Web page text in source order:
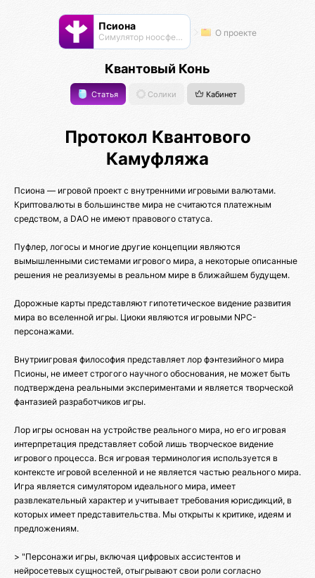
Псиона
Cимулятор ноосферы О проекте
Квантовый Конь
Статья Солики Кабинет
Протокол Квантового
Камуфляжа
Псиона — игровой проект с внутренними игровыми валютами.
Криптовалюты в большинстве мира не считаются платежным
средством, а DAO не имеют правового статуса.
Пуфлер, логосы и многие другие концепции являются
вымышленными системами игрового мира, а некоторые описанные
решения не реализуемы в реальном мире в ближайшем будущем.
Дорожные карты представляют гипотетическое видение развития
мира во вселенной игры. Циоки являются игровыми NPC-
персонажами.
Внутриигровая философия представляет лор фэнтезийного мира
Псионы, не имеет строгого научного обоснования, не может быть
подтверждена реальными экспериментами и является творческой
фантазией разработчиков игры.
Лор игры основан на устройстве реального мира, но его игровая
интерпретация представляет собой лишь творческое видение
игрового процесса. Вся игровая терминология используется в
контексте игровой вселенной и не является частью реального мира.
Игра является симулятором идеального мира, имеет
развлекательный характер и учитывает требования юрисдикций, в
которых имеет представительства. Мы открыты к критике, идеям и
предложениям.
> "Персонажи игры, включая цифровых ассистентов и
нейросетевых сущностей, отыгрывают свои роли согласно